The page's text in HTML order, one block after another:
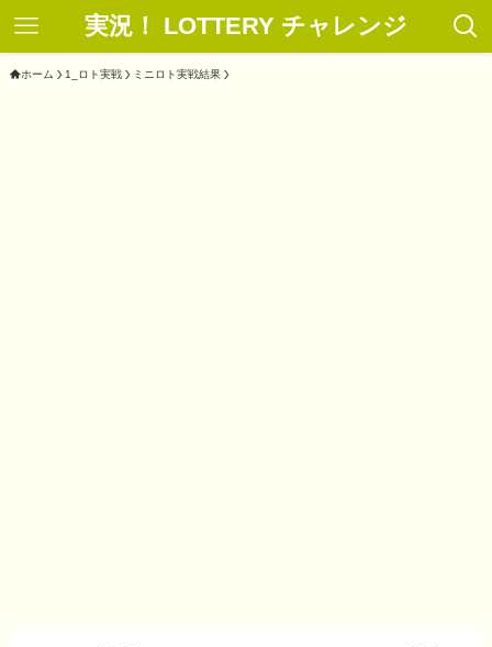
実況！ LOTTERY チャレンジ
ホーム 1_ロト実戦 ミニロト実戦結果